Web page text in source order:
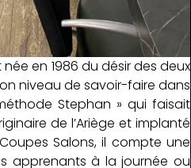
en 1986 du désir des deux
niveau de savoir-faire dans
Stephan » qui faisait
de l’Ariège et implanté
Salons, il compte une
apprenants à la journée ou